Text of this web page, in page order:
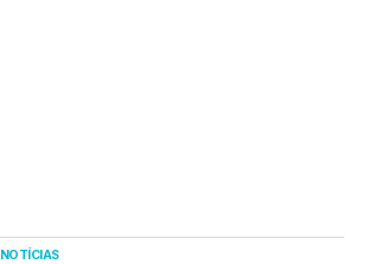
NOTÍCIAS